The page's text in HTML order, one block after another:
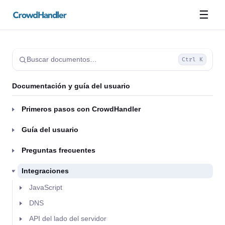
☰
Buscar documentos… Ctrl K
Documentación y guía del usuario
Primeros pasos con CrowdHandler
Guía del usuario
Preguntas frecuentes
Integraciones
JavaScript
DNS
API del lado del servidor